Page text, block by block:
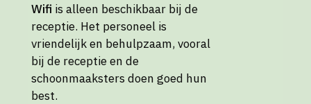
Wifi is alleen beschikbaar bij de
receptie. Het personeel is
vriendelijk en behulpzaam, vooral
bij de receptie en de
schoonmaaksters doen goed hun
best.